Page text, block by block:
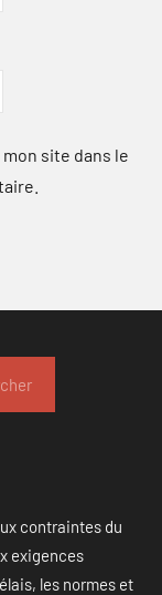
site dans le
contraintes du
exigences
les normes et